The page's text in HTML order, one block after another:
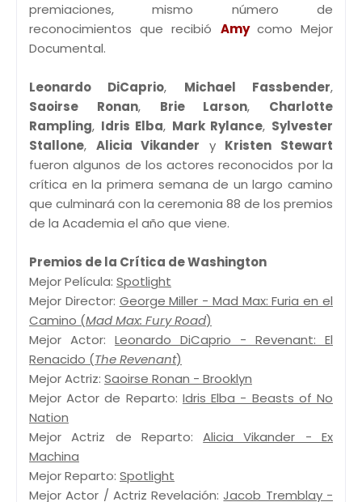
premiaciones, mismo número de
reconocimientos que recibió Amy como Mejor
Documental.
Leonardo DiCaprio, Michael Fassbender,
Saoirse Ronan, Brie Larson, Charlotte
Rampling, Idris Elba, Mark Rylance, Sylvester
Stallone, Alicia Vikander y Kristen Stewart
fueron algunos de los actores reconocidos por la
crítica en la primera semana de un largo camino
que culminará con la ceremonia 88 de los premios
de la Academia el año que viene.
Premios de la Crítica de Washington
Mejor Película: Spotlight
Mejor Director: George Miller - Mad Max: Furia en el
Camino (Mad Max: Fury Road)
Mejor Actor: Leonardo DiCaprio - Revenant: El
Renacido (The Revenant)
Mejor Actriz: Saoirse Ronan - Brooklyn
Mejor Actor de Reparto: Idris Elba - Beasts of No
Nation
Mejor Actriz de Reparto:Alicia Vikander - Ex
Machina
Mejor Reparto: Spotlight
Mejor Actor / Actriz Revelación:Jacob Tremblay -